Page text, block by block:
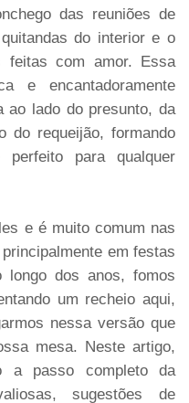
das reuniões de
do interior e o
feitas com amor. Essa
e encantadoramente
ao lado do presunto, da
do requeijão, formando
para qualquer
e é muito comum nas
em festas
dos anos, fomos
um recheio aqui,
nessa versão que
mesa. Neste artigo,
a passo completo da
sugestões de